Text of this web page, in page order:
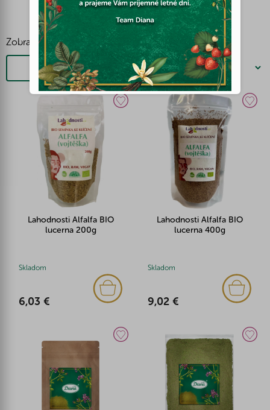
Zobraziť viac
Filtrovať
Lahodnosti Alfalfa BIO
lucerna 200g
Skladom
6,03 €
Lahodnosti Alfalfa BIO
lucerna 400g
Skladom
9,02 €